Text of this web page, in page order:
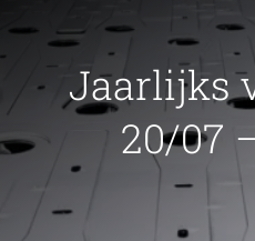
Plaatbewerking
Lasconstructie
Poederlakken
Jaarlijks
20/07